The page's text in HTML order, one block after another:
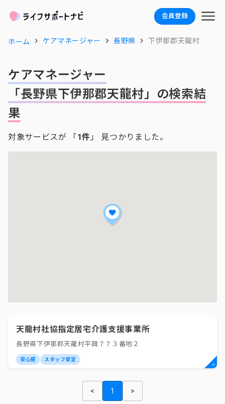
会員登録
ホーム ケアマネージャー 長野県 下伊那郡天龍村
ケアマネージャー
「長野県下伊那郡天龍村」の検索結
果
対象サービスが 「1件 」 見つかりました。
天龍村社協指定居宅介護支援事業所
長野県下伊那郡天龍村平岡７７３番地２
安心感 スタッフ安定
< 1 >